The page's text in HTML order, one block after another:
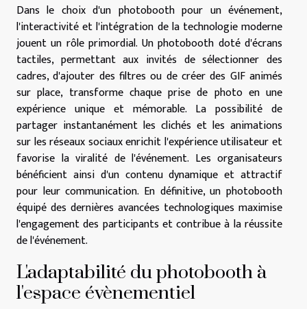
Dans le choix d'un photobooth pour un événement,
l'interactivité et l'intégration de la technologie moderne
jouent un rôle primordial. Un photobooth doté d'écrans
tactiles, permettant aux invités de sélectionner des
cadres, d'ajouter des filtres ou de créer des GIF animés
sur place, transforme chaque prise de photo en une
expérience unique et mémorable. La possibilité de
partager instantanément les clichés et les animations
sur les réseaux sociaux enrichit l'expérience utilisateur et
favorise la viralité de l'événement. Les organisateurs
bénéficient ainsi d'un contenu dynamique et attractif
pour leur communication. En définitive, un photobooth
équipé des dernières avancées technologiques maximise
l'engagement des participants et contribue à la réussite
de l'événement.
L'adaptabilité du photobooth à
l'espace évènementiel